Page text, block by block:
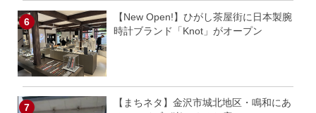
【New Open!】ひがし茶屋街に日本製腕
時計ブランド「Knot」がオープン
【まちネタ】金沢市城北地区・鳴和にあ